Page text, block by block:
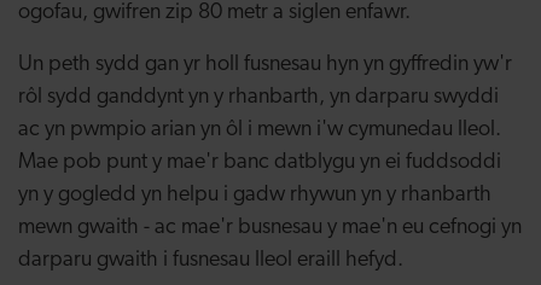
ogofau, gwifren zip 80 metr a siglen enfawr.
Un peth sydd gan yr holl fusnesau hyn yn gyffredin yw'r
rôl sydd ganddynt yn y rhanbarth, yn darparu swyddi
ac yn pwmpio arian yn ôl i mewn i'w cymunedau lleol.
Mae pob punt y mae'r banc datblygu yn ei fuddsoddi
yn y gogledd yn helpu i gadw rhywun yn y rhanbarth
mewn gwaith - ac mae'r busnesau y mae'n eu cefnogi yn
darparu gwaith i fusnesau lleol eraill hefyd.